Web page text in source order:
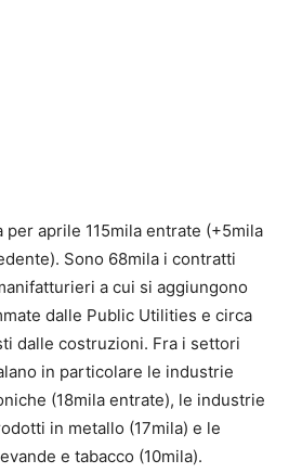
per aprile 115mila entrate (+5mila
Sono 68mila i contratti
a cui si aggiungono
dalle Public Utilities e circa
dalle costruzioni. Fra i settori
in particolare le industrie
(18mila entrate), le industrie
in metallo (17mila) e le
e tabacco (10mila).